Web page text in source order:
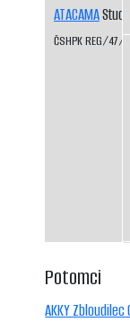
ATACAMA
ČSHPK REG/47/
Potomci
AKKY Zbloudilec